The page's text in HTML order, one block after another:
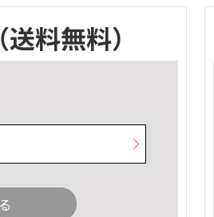
（送料無料）